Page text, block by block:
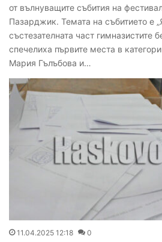
от вълнуващите събития на
Пазарджик. Темата на събитието е
състезателната част гимназистите
спечелиха първите места в
Мария Гълъбова и…
11.04.2025 12:18 0